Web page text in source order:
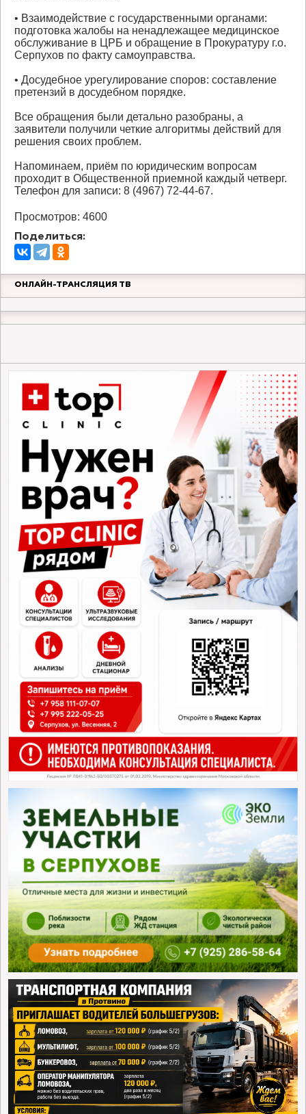
• Взаимодействие с государственными органами:
подготовка жалобы на ненадлежащее медицинское
обслуживание в ЦРБ и обращение в Прокуратуру г.о.
Серпухов по факту самоуправства.
• Досудебное урегулирование споров: составление
претензий в досудебном порядке.
Все обращения были детально разобраны, а
заявители получили четкие алгоритмы действий для
решения своих проблем.
Напоминаем, приём по юридическим вопросам
проходит в Общественной приемной каждый четверг.
Телефон для записи: 8 (4967) 72-44-67.
Просмотров: 4600
Поделиться:
ОНЛАЙН-ТРАНСЛЯЦИЯ ТВ